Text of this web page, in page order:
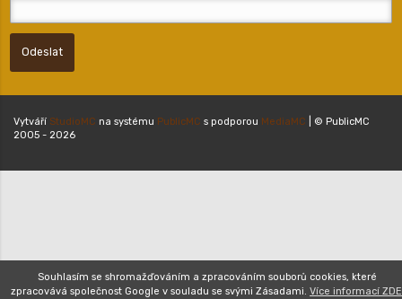
Souhlasím se shromažďováním a zpracováním souborů cookies, které
zpracovává společnost Google v souladu se svými Zásadami. Více informací
Odeslat
Vytváří StudioMC na systému PublicMC s podporou MediaMC | © PublicMC
2005 - 2026